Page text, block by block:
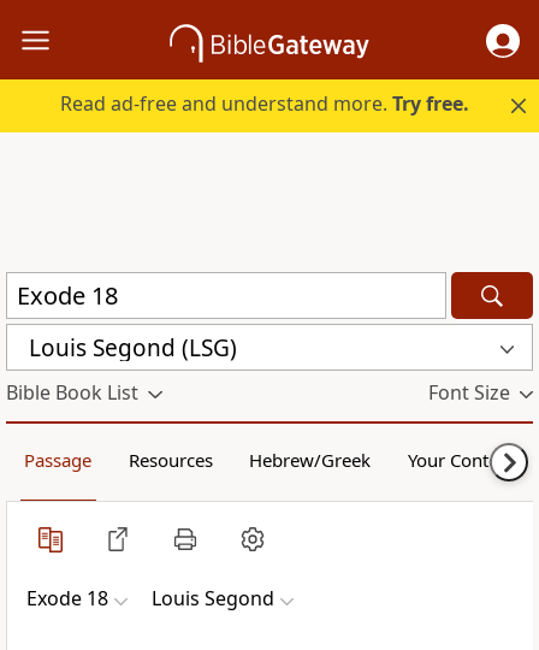
Read ad-free and understand more.Try free.
Louis Segond (LSG)
Bible Book List Font Size
Passage Resources Hebrew/Greek Your Content
Exode 18 Louis Segond